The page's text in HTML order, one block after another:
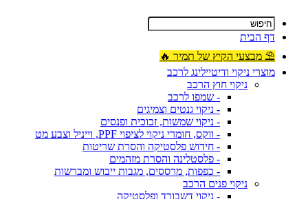
דף הבית
⛱ מבצעי הקיץ של תמיר 🔥
מוצרי ניקוי ודיטיילינג לרכב
ניקוי חוץ הרכב
- שמפו לרכב
- ניקוי גנטים וצמיגים
- ניקוי שמשות, זכוכית ופנסים
- ווקס, חומרי ניקוי לציפוי PPF, וייניל וצבע מט
- חידוש פלסטיקה והסרת שריטות
- פלסטלינה והסרת מזהמים
- כפפות, מרססים, מגבות ייבוש ומברשות
ניקוי פנים הרכב
- ניקוי דשבורד ופלסטיקה